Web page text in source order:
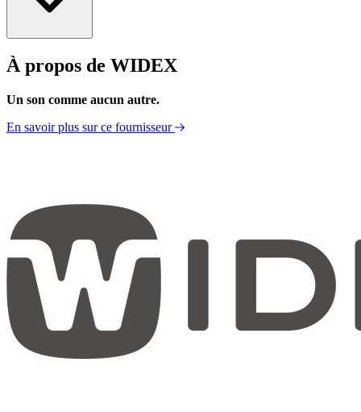
Fiche Technique
À propos de WIDEX
Un son comme aucun autre.
En savoir plus sur ce fournisseur